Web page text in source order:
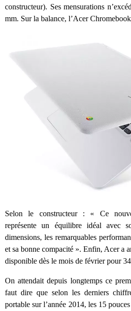
constructeur). Ses mensurations
mm. Sur la balance, l’Acer
Selon le constructeur : « Ce
représente un équilibre idéal avec
dimensions, les remarquables
et sa bonne compacité ». Enfin, Acer a
disponible dès le mois de février pour
On attendait depuis longtemps ce
faut dire que selon les derniers
portable sur l’année 2014, les 15